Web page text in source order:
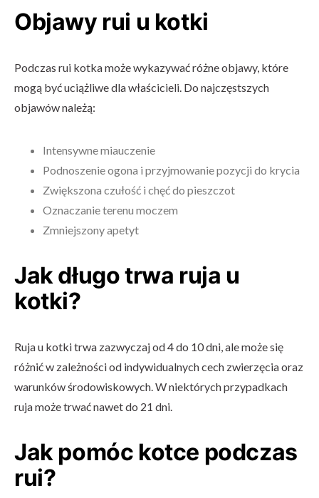
Objawy rui u kotki
Podczas rui kotka może wykazywać różne objawy, które
mogą być uciążliwe dla właścicieli. Do najczęstszych
objawów należą:
Intensywne miauczenie
Podnoszenie ogona i przyjmowanie pozycji do krycia
Zwiększona czułość i chęć do pieszczot
Oznaczanie terenu moczem
Zmniejszony apetyt
Jak długo trwa ruja u
kotki?
Ruja u kotki trwa zazwyczaj od 4 do 10 dni, ale może się
różnić w zależności od indywidualnych cech zwierzęcia oraz
warunków środowiskowych. W niektórych przypadkach
ruja może trwać nawet do 21 dni.
Jak pomóc kotce podczas
rui?